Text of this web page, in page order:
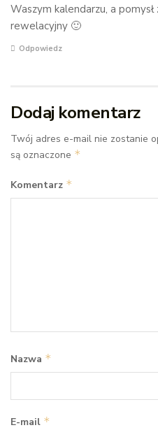
Waszym kalendarzu, a
rewelacyjny 🙂
Odpowiedz
Dodaj komentarz
Twój adres e-mail nie zostanie
są oznaczone *
Komentarz *
Nazwa *
E-mail *